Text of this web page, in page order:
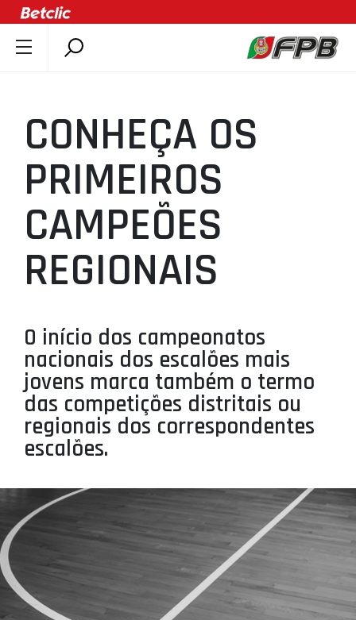
ÚLTIMAS
COMPETIÇÕES
ASSOCIAÇÕES
CLUBES
AGENTES
AGENDA
MINIBASQUETE
ÁREA TÉCNICA
PROJETOS
LIGA BETCLIC MASCULINA
LIGA BETCLIC FEMININA
CONHEÇA OS
PRIMEIROS
CAMPEÕES
REGIONAIS
O início dos campeonatos
nacionais dos escalões mais
jovens marca também o termo
das competições distritais ou
regionais dos correspondentes
escalões.